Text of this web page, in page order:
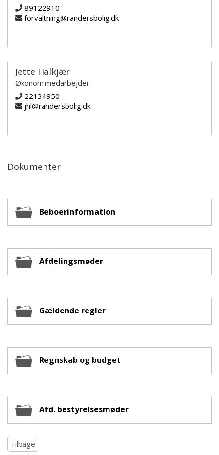
89122910
forvaltning@randersbolig.dk
Jette Halkjær
Økonomimedarbejder
22134950
jhl@randersbolig.dk
Dokumenter
Beboerinformation
Afdelingsmøder
Gældende regler
Regnskab og budget
Afd. bestyrelsesmøder
Tilbage